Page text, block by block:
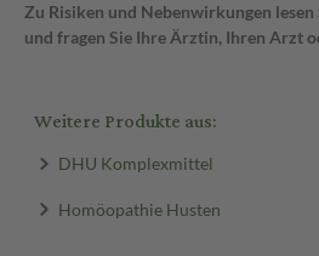
Zu Risiken und Nebenwirkungen lesen
und fragen Sie Ihre Ärztin, Ihren Arzt
Weitere Produkte aus:
DHU Komplexmittel
Homöopathie Husten